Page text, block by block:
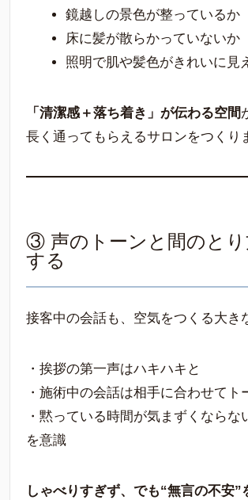
鏡越しの景色が整っているか
床に髪が散らかっていないか
照明で肌や髪色がきれいに見
「清潔感＋落ち着き」が伝わる空間
長く通ってもらえるサロンをつくり
③ 声のトーンと間のとり
する
接客中の会話も、空気をつくる大き
・挨拶の第一声はハキハキと
・施術中の会話は相手に合わせてト
・黙っている時間が気まずくならな
を意識
しゃべりすぎず、でも“無言の不安”